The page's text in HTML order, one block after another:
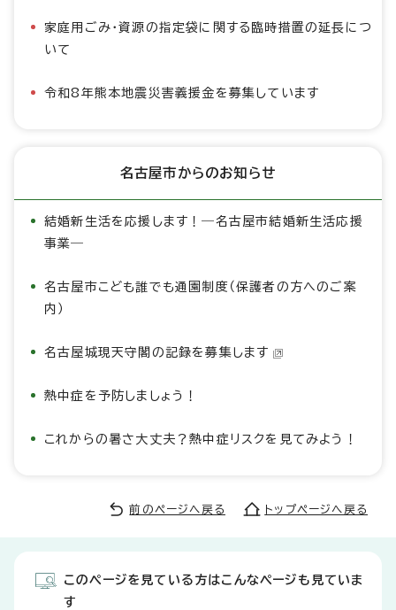
家庭用ごみ・資源の指定袋に関する臨時措置の延長につ
いて
令和8年熊本地震災害義援金を募集しています
名古屋市からのお知らせ
結婚新生活を応援します！―名古屋市結婚新生活応援
事業―
名古屋市こども誰でも通園制度（保護者の方へのご案
内）
名古屋城現天守閣の記録を募集します
熱中症を予防しましょう！
これからの暑さ大丈夫？熱中症リスクを見てみよう！
前のページへ戻る トップページへ戻る
このページを見ている方はこんなページも見ていま
す